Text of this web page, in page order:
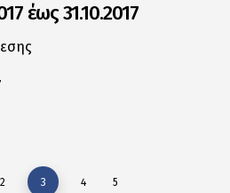
έως 31.10.2017
2 3 4 5